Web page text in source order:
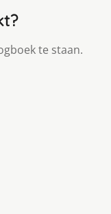
te staan.